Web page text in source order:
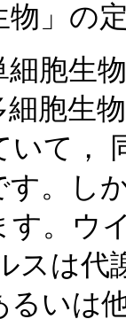
物」の
細胞生
胞生
いて，
す。し
す。ウ
スは代
るいは